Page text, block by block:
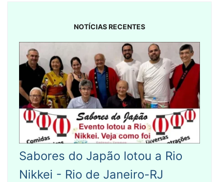
NOTÍCIAS RECENTES
Sabores do Japão lotou a Rio
Nikkei - Rio de Janeiro-RJ